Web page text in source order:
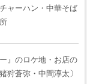
ャーハン・中華そば
』のロケ地・お店の
狩蒼弥・中間淳太〕